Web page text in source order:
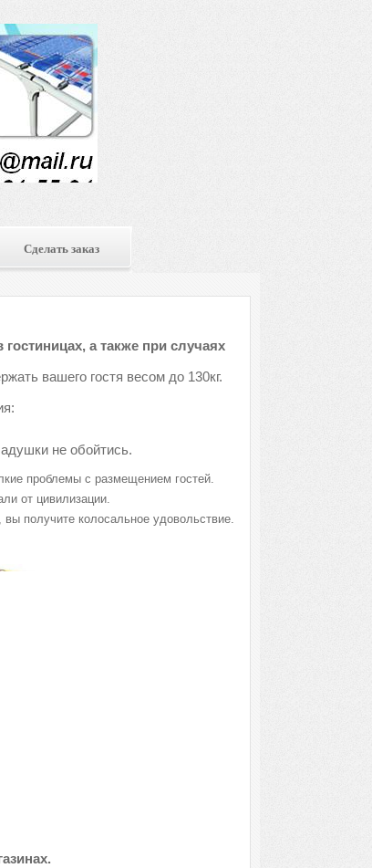
Сделать заказ
а также при случаях
вашего гостя весом до 130кг.
не обойтись.
проблемы с размещением гостей.
от цивилизации.
получите колосальное удовольствие.